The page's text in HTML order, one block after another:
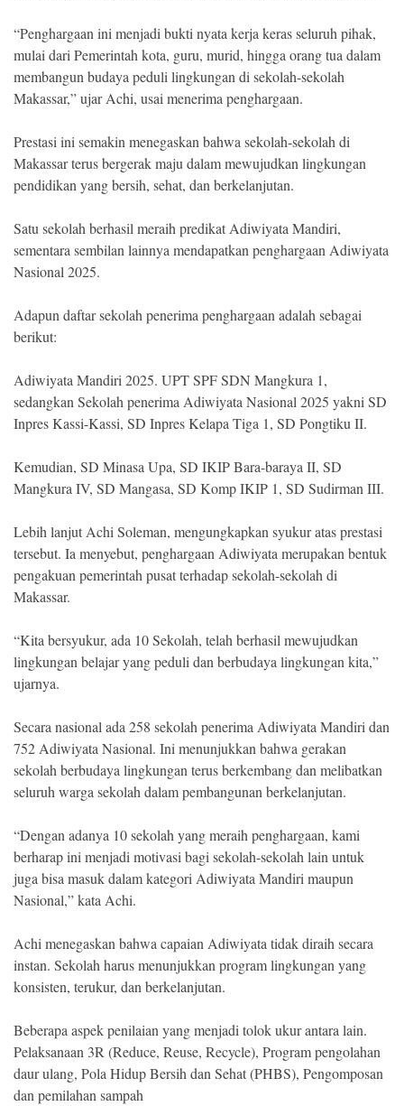
“Penghargaan ini menjadi bukti nyata kerja keras seluruh pihak,
mulai dari Pemerintah kota, guru, murid, hingga orang tua dalam
membangun budaya peduli lingkungan di sekolah-sekolah
Makassar,” ujar Achi, usai menerima penghargaan.
Prestasi ini semakin menegaskan bahwa sekolah-sekolah di
Makassar terus bergerak maju dalam mewujudkan lingkungan
pendidikan yang bersih, sehat, dan berkelanjutan.
Satu sekolah berhasil meraih predikat Adiwiyata Mandiri,
sementara sembilan lainnya mendapatkan penghargaan Adiwiyata
Nasional 2025.
Adapun daftar sekolah penerima penghargaan adalah sebagai
berikut:
Adiwiyata Mandiri 2025. UPT SPF SDN Mangkura 1,
sedangkan Sekolah penerima Adiwiyata Nasional 2025 yakni SD
Inpres Kassi-Kassi, SD Inpres Kelapa Tiga 1, SD Pongtiku II.
Kemudian, SD Minasa Upa, SD IKIP Bara-baraya II, SD
Mangkura IV, SD Mangasa, SD Komp IKIP 1, SD Sudirman III.
Lebih lanjut Achi Soleman, mengungkapkan syukur atas prestasi
tersebut. Ia menyebut, penghargaan Adiwiyata merupakan bentuk
pengakuan pemerintah pusat terhadap sekolah-sekolah di
Makassar.
“Kita bersyukur, ada 10 Sekolah, telah berhasil mewujudkan
lingkungan belajar yang peduli dan berbudaya lingkungan kita,”
ujarnya.
Secara nasional ada 258 sekolah penerima Adiwiyata Mandiri dan
752 Adiwiyata Nasional. Ini menunjukkan bahwa gerakan
sekolah berbudaya lingkungan terus berkembang dan melibatkan
seluruh warga sekolah dalam pembangunan berkelanjutan.
“Dengan adanya 10 sekolah yang meraih penghargaan, kami
berharap ini menjadi motivasi bagi sekolah-sekolah lain untuk
juga bisa masuk dalam kategori Adiwiyata Mandiri maupun
Nasional,” kata Achi.
Achi menegaskan bahwa capaian Adiwiyata tidak diraih secara
instan. Sekolah harus menunjukkan program lingkungan yang
konsisten, terukur, dan berkelanjutan.
Beberapa aspek penilaian yang menjadi tolok ukur antara lain.
Pelaksanaan 3R (Reduce, Reuse, Recycle), Program pengolahan
daur ulang, Pola Hidup Bersih dan Sehat (PHBS), Pengomposan
dan pemilahan sampah